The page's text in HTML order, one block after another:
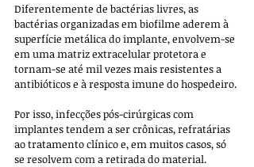
Diferentemente de bactérias livres, as
bactérias organizadas em biofilme aderem à
superfície metálica do implante, envolvem-se
em uma matriz extracelular protetora e
tornam-se até mil vezes mais resistentes a
antibióticos e à resposta imune do hospedeiro.
Por isso, infecções pós-cirúrgicas com
implantes tendem a ser crônicas, refratárias
ao tratamento clínico e, em muitos casos, só
se resolvem com a retirada do material.